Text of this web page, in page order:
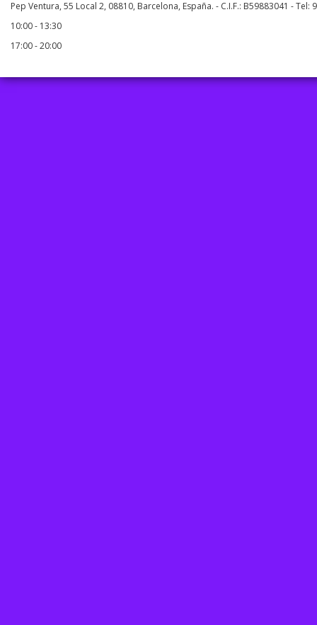
Pep Ventura, 55 Local 2, 08810, Barcelona, España. - C.I.F.: B59883041 - Tel:
10:00 - 13:30
17:00 - 20:00